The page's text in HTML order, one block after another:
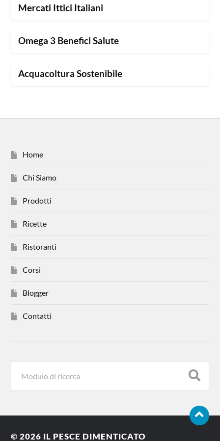
Mercati Ittici Italiani
Omega 3 Benefici Salute
Acquacoltura Sostenibile
Home
Chi Siamo
Prodotti
Ricette
Ristoranti
Corsi
Blogger
Contatti
© 2026 IL PESCE DIMENTICATO